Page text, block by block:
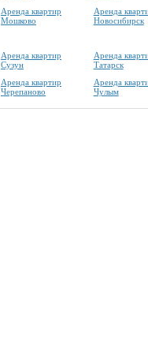
Аренда квартир
Мошково
Аренда
Новосибирск
Аренда квартир
Сузун
Аренда
Татарск
Аренда квартир
Черепаново
Аренда
Чулым